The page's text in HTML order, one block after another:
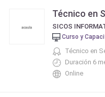
Técnico en
SICOS
Curso y
Técnico en
Duración 6
Online